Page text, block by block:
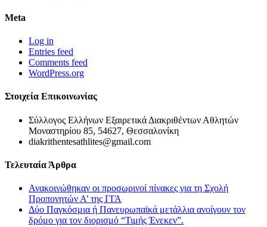
Meta
Log in
Entries feed
Comments feed
WordPress.org
Στοιχεία Επικοινωνίας
Σύλλογος Ελλήνων Εξαιρετικά Διακριθέντων Αθλητών
Μοναστηρίου 85, 54627, Θεσσαλονίκη
diakrithentesathlites@gmail.com
Τελευταία Άρθρα
Ανακοινώθηκαν οι προσωρινοί πίνακες για τη Σχολή
Προπονητών Α’ της ΓΓΑ
Δύο Παγκόσμια ή Πανευρωπαϊκά μετάλλια ανοίγουν τον
δρόμο για τον διορισμό “Τιμής Ένεκεν”.